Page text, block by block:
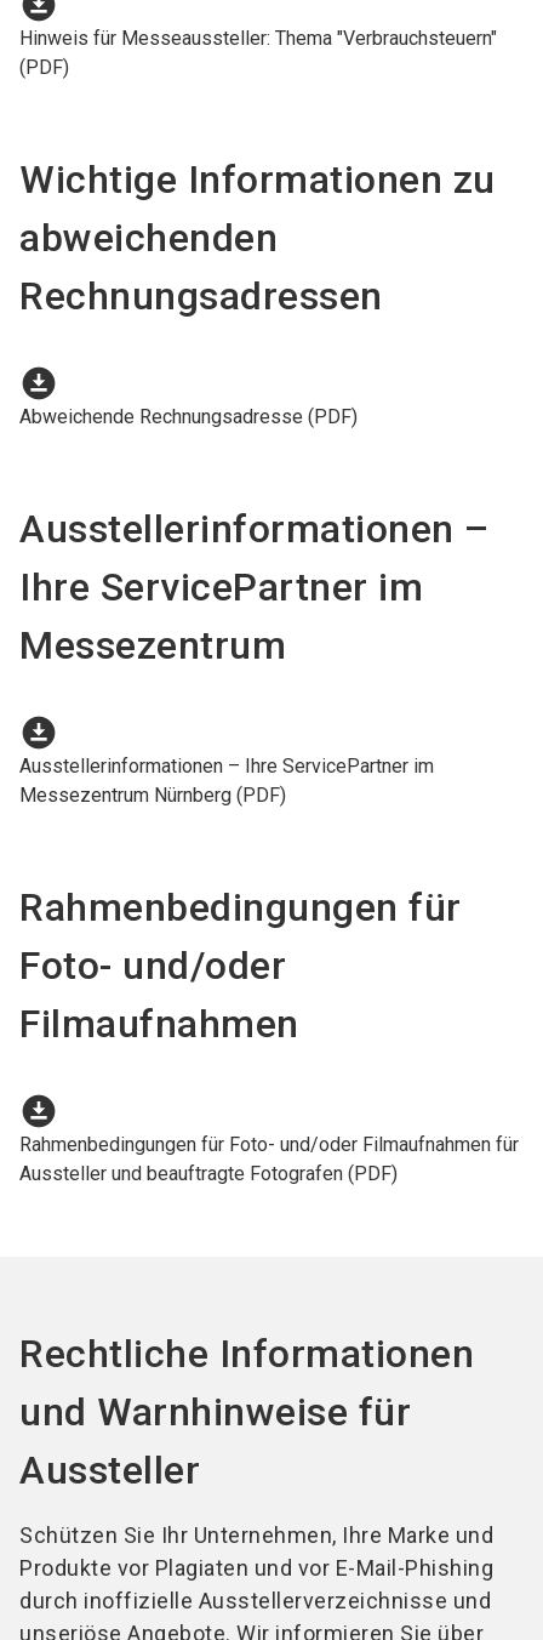
Hinweis für Messeaussteller: Thema "Verbrauchsteuern"
(PDF)
Wichtige Informationen zu
abweichenden
Rechnungsadressen
download_for_offline
Abweichende Rechnungsadresse (PDF)
Ausstellerinformationen –
Ihre ServicePartner im
Messezentrum
download_for_offline
Ausstellerinformationen – Ihre ServicePartner im
Messezentrum Nürnberg (PDF)
Rahmenbedingungen für
Foto- und/oder
Filmaufnahmen
download_for_offline
Rahmenbedingungen für Foto- und/oder Filmaufnahmen für
Aussteller und beauftragte Fotografen (PDF)
Rechtliche Informationen
und Warnhinweise für
Aussteller
Schützen Sie Ihr Unternehmen, Ihre Marke und
Produkte vor Plagiaten und vor E-Mail-Phishing
durch inoffizielle Ausstellerverzeichnisse und
unseriöse Angebote. Wir informieren Sie über